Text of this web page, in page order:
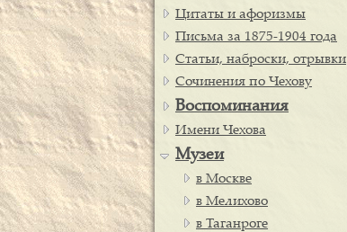
Цитаты и афоризмы
Письма за 1875-1904 года
Статьи, наброски, отрывки
Сочинения по Чехову
Воспоминания
Имени Чехова
Музеи
в Москве
в Мелихово
в Таганроге